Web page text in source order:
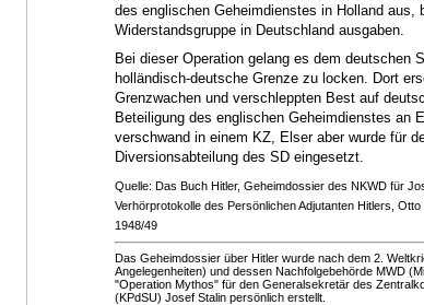
des englischen Geheimdienstes in Holland
Widerstandsgruppe in Deutschland ausgaben.
Bei dieser Operation gelang es dem deutschen
holländisch-deutsche Grenze zu locken. Dort
Grenzwachen und verschleppten Best auf
Beteiligung des englischen Geheimdienstes an
verschwand in einem KZ, Elser aber wurde für
Diversionsabteilung des SD eingesetzt.
Quelle: Das Buch Hitler, Geheimdossier des NKWD für
Verhörprotokolle des Persönlichen Adjutanten Hitlers,
1948/49
Das Geheimdossier über Hitler wurde nach dem 2.
Angelegenheiten) und dessen Nachfolgebehörde MWD
"Operation Mythos" für den Generalsekretär des
(KPdSU) Josef Stalin persönlich erstellt.